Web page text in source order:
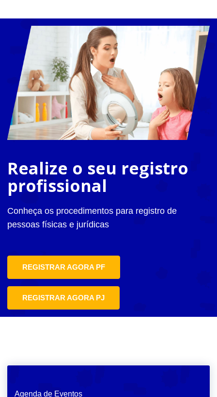
Realize o seu registro
profissional
Conheça os procedimentos para registro de
pessoas físicas e jurídicas
REGISTRAR AGORA PF
REGISTRAR AGORA PJ
Agenda de Eventos